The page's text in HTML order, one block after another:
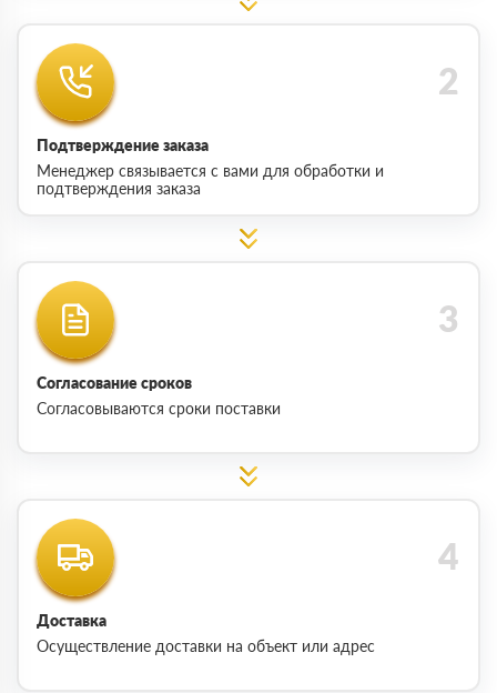
Подтверждение заказа
Менеджер связывается с вами для обработки и
подтверждения заказа
Согласование сроков
Согласовываются сроки поставки
Доставка
Осуществление доставки на объект или адрес